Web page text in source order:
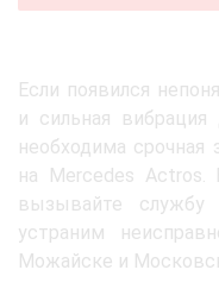
Если появился
и сильная
необходима срочная
на Mercedes
вызывайте
устраним
Можайске и